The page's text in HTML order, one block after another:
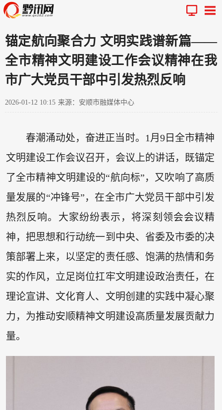
锚定航向聚合力 文明实践谱新篇——
全市精神文明建设工作会议精神在我
市广大党员干部中引发热烈反响
2026-01-12 10:15 来源：安顺市融媒体中心
春潮涌动处，奋进正当时。1月9日全市精神
文明建设工作会议召开，会议上的讲话，既锚定
了全市精神文明建设的“航向标”，又吹响了高质
量发展的“冲锋号”，在全市广大党员干部中引发
热烈反响。大家纷纷表示，将深刻领会会议精
神，把思想和行动统一到中央、省委及市委的决
策部署上来，以坚定的责任感、饱满的热情和务
实的作风，立足岗位扛牢文明建设政治责任，在
理论宣讲、文化育人、文明创建的实践中凝心聚
力，为推动安顺精神文明建设高质量发展贡献力
量。